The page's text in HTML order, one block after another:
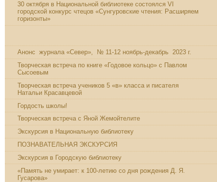
30 октября в Национальной библиотеке состоялся VI
городской конкурс чтецов «Сунгуровские чтения: Расширяем
горизонты»
Анонс журнала «Север», № 11-12 ноябрь-декабрь 2023 г.
Творческая встреча по книге «Годовое кольцо» с Павлом
Сысоевым
Творческая встреча учеников 5 «в» класса и писателя
Натальи Красавцевой
Гордость школы!
Творческая встреча с Яной Жемойтелите
Экскурсия в Национальную библиотеку
ПОЗНАВАТЕЛЬНАЯ ЭКСКУРСИЯ
Экскурсия в Городскую библиотеку
«Память не умирает: к 100-летию со дня рождения Д. Я.
Гусарова»